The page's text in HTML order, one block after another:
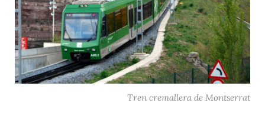
Tren cremallera de Montserrat